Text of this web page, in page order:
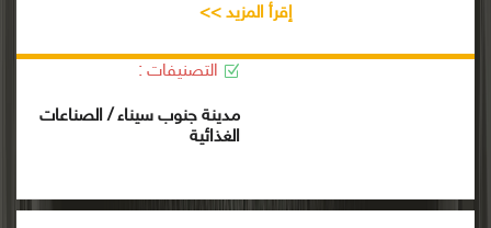
إقرأ المزيد >>
التصنيفات :
مدينة جنوب سيناء / الصناعات
الغذائية